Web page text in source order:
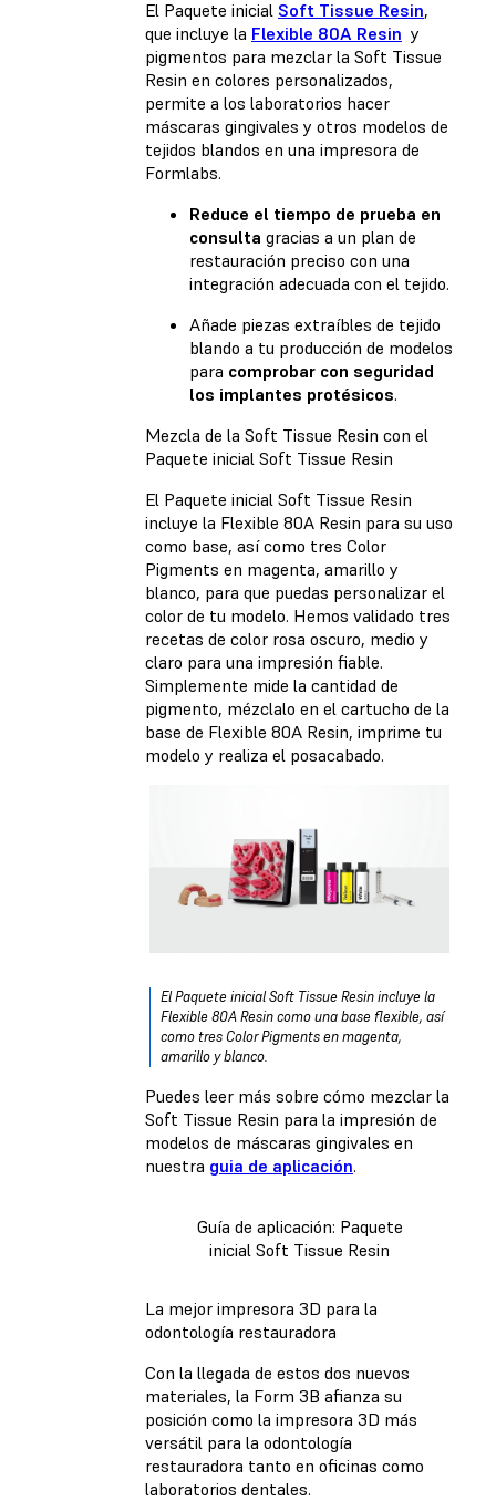
El Paquete inicial Soft Tissue Resin,
que incluye la Flexible 80A Resin y
pigmentos para mezclar la Soft Tissue
Resin en colores personalizados,
permite a los laboratorios hacer
máscaras gingivales y otros modelos de
tejidos blandos en una impresora de
Formlabs.
Reduce el tiempo de prueba en
consulta gracias a un plan de
restauración preciso con una
integración adecuada con el tejido.
Añade piezas extraíbles de tejido
blando a tu producción de modelos
para comprobar con seguridad
los implantes protésicos.
Mezcla de la Soft Tissue Resin con el
Paquete inicial Soft Tissue Resin
El Paquete inicial Soft Tissue Resin
incluye la Flexible 80A Resin para su uso
como base, así como tres Color
Pigments en magenta, amarillo y
blanco, para que puedas personalizar el
color de tu modelo. Hemos validado tres
recetas de color rosa oscuro, medio y
claro para una impresión fiable.
Simplemente mide la cantidad de
pigmento, mézclalo en el cartucho de la
base de Flexible 80A Resin, imprime tu
modelo y realiza el posacabado.
El Paquete inicial Soft Tissue Resin incluye la
Flexible 80A Resin como una base flexible, así
como tres Color Pigments en magenta,
amarillo y blanco.
Puedes leer más sobre cómo mezclar la
Soft Tissue Resin para la impresión de
modelos de máscaras gingivales en
nuestra guia de aplicación.
Guía de aplicación: Paquete
inicial Soft Tissue Resin
La mejor impresora 3D para la
odontología restauradora
Con la llegada de estos dos nuevos
materiales, la Form 3B afianza su
posición como la impresora 3D más
versátil para la odontología
restauradora tanto en oficinas como
laboratorios dentales.